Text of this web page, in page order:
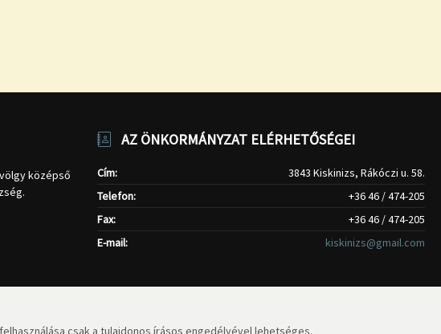
középső
AZ ÖNKORMÁNYZAT ELÉRHETŐSÉGEI
Cím:
3843 Kiskinizs, Rákóczi u. 58.
Telefon:
+36 46 / 474-205
Fax:
+36 46 / 474-205
E-mail:
kiskinizs@gmail.com
csak a tulajdonos írásos engedélyével lehetséges.